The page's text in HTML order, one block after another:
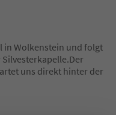
in Wolkenstein und folgt
Silvesterkapelle.Der
uns direkt hinter der